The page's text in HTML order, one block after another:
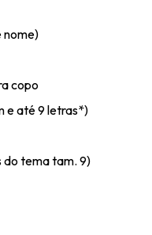
nome)
copo
e até 9 letras*)
do tema tam. 9)